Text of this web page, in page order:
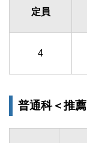
定員
4
普通科＜推薦